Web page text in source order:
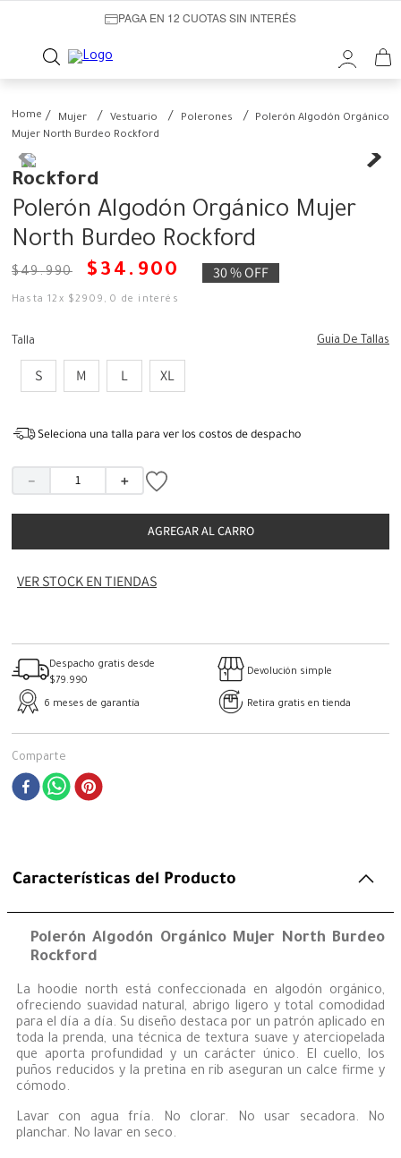
PAGA EN 12 CUOTAS SIN INTERÉS
Mujer Vestuario Polerones
Polerón Algodón Orgánico
Mujer North Burdeo Rockford
Rockford
Polerón Algodón Orgánico Mujer
North Burdeo Rockford
$49.990 $ 34 . 900 30 %OFF
Hasta12 x $2909 ,0 de interés
Talla Guia De Tallas
S M L XL
Seleciona una talla para ver los costos de despacho
＋
－
AGREGAR AL CARRO
VER STOCK EN TIENDAS
Despacho gratis desde
$79.990
Devolución simple
6 meses de garantía Retira gratis en tienda
Comparte
Características del Producto
Polerón Algodón Orgánico Mujer North Burdeo
Rockford
La hoodie north está confeccionada en algodón orgánico,
ofreciendo suavidad natural, abrigo ligero y total comodidad
para el día a día. Su diseño destaca por un patrón aplicado en
toda la prenda, una técnica de textura suave y aterciopelada
que aporta profundidad y un carácter único. El cuello, los
puños reducidos y la pretina en rib aseguran un calce firme y
cómodo.
Lavar con agua fría. No clorar. No usar secadora. No
planchar. No lavar en seco.